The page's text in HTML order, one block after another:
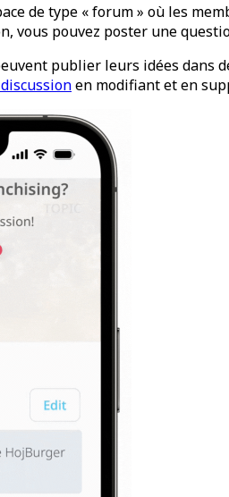
de type « forum » où les
vous pouvez poster une
publier leurs idées dans
en modifiant et en